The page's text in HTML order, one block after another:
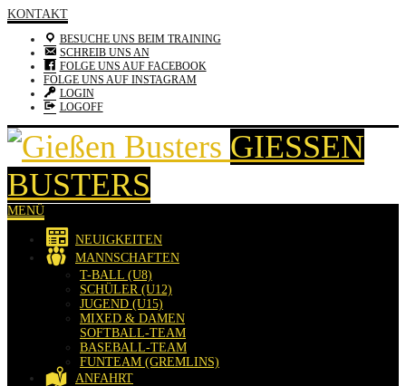
KONTAKT
BESUCHE UNS BEIM TRAINING
SCHREIB UNS AN
FOLGE UNS AUF FACEBOOK
FOLGE UNS AUF INSTAGRAM
LOGIN
LOGOFF
GIESSEN B
USTERS
MENÜ
NEUIGKEITEN
MANNSCHAFTEN
T-BALL (U8)
SCHÜLER (U12)
JUGEND (U15)
MIXED & DAMEN
SOFTBALL-TEAM
BASEBALL-TEAM
FUNTEAM (GREMLINS)
ANFAHRT